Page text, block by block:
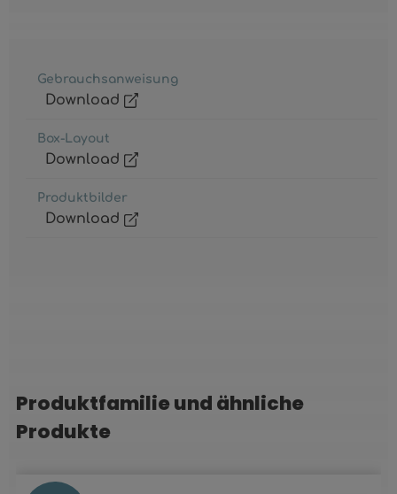
Gebrauchsanweisung
Download
Box-Layout
Download
Produktbilder
Download
Produktgalerie überspringen
Produktfamilie und ähnliche
Produkte